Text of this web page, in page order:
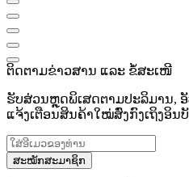
ຕິດຕາມຂ່າວສານ ແລະ ຂໍ້ສະເໜີ
ຮັບສ່ວນຫຼຸດພິເສດຕາມປະລິມານ,
ແຈ້ງເຕືອນສິນຄ້າໃໝ່ສົ່ງກົງເຖິງອິນ
ສະໝັກສະມາຊິກ